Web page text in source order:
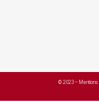
© 2023 – Mentions